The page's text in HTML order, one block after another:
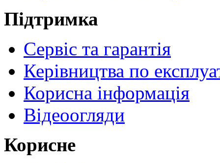
Підтримка
Сервіс та гарантія
Керівництва по
Корисна інформація
Відеоогляди
Корисне